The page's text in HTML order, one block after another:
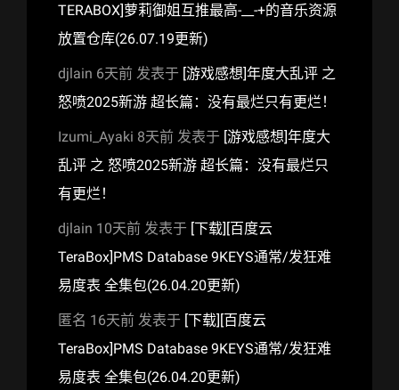
TERABOX]萝莉御姐互推最高-__-+的音乐资源
放置仓库(26.07.19更新)
djlain 6天前 发表于 [游戏感想]年度大乱评 之
怒喷2025新游 超长篇：没有最烂只有更烂！
Izumi_Ayaki 8天前 发表于 [游戏感想]年度大
乱评 之 怒喷2025新游 超长篇：没有最烂只
有更烂！
djlain 10天前 发表于 [下载][百度云
TeraBox]PMS Database 9KEYS通常/发狂难
易度表 全集包(26.04.20更新)
匿名 16天前 发表于 [下载][百度云
TeraBox]PMS Database 9KEYS通常/发狂难
易度表 全集包(26.04.20更新)